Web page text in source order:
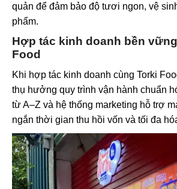
quản để đảm bảo độ tươi ngon, vệ
phẩm.
Hợp tác kinh doanh bền
Food
Khi hợp tác kinh doanh cùng Torki
thụ hưởng quy trình vận hành chuẩn
từ A–Z và hệ thống marketing hỗ trợ
ngắn thời gian thu hồi vốn và tối đa